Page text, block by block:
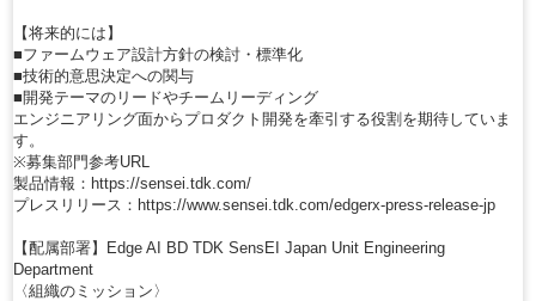
【将来的には】
■ファームウェア設計方針の検討・標準化
■技術的意思決定への関与
■開発テーマのリードやチームリーディング
エンジニアリング面からプロダクト開発を牽引する役割を期待していま
す。
※募集部門参考URL
製品情報：https://sensei.tdk.com/
プレスリリース：https://www.sensei.tdk.com/edgerx-press-release-jp
【配属部署】Edge AI BD TDK SensEI Japan Unit Engineering
Department
〈組織のミッション〉